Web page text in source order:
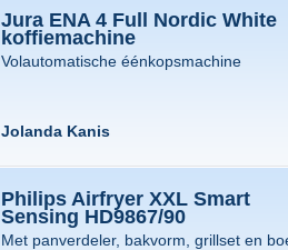
Jura ENA 4 Full Nordic White
koffiemachine
Volautomatische éénkopsmachine
Jolanda Kanis
Philips Airfryer XXL Smart
Sensing HD9867/90
Met panverdeler, bakvorm, grillset en